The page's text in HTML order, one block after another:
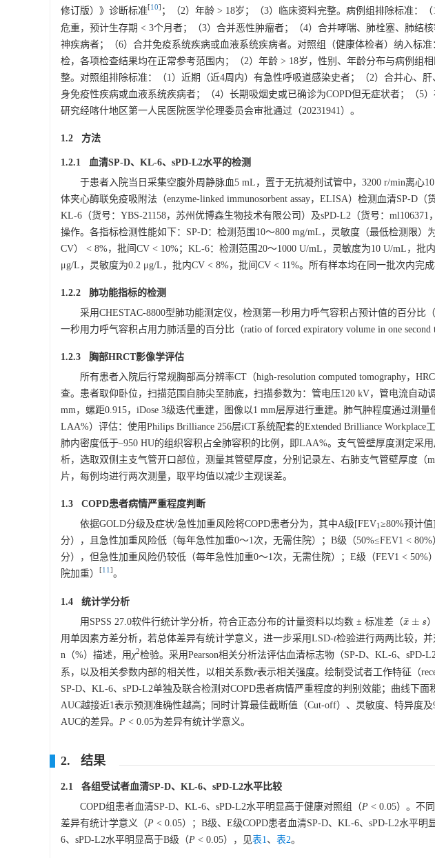
修订版）》诊断标准 10
；（2）年龄 > 18岁；（3）临床资料完整。病例组排除标准：
危重，预计生存期 < 3个月者；（3）合并恶性肿瘤者；（4）合并哮喘、肺栓塞、肺结
神疾病者；（6）合并免疫系统疾病或血液系统疾病者。对照组（健康体检者）纳入标
检，各项检查结果均在正常参考范围内；（2）年龄 > 18岁，性别、年龄分布与病例组
整。对照组排除标准：（1）近期（近4周内）有急性呼吸道感染史者；（2）合并心、
身免疫性疾病或血液系统疾病者；（4）长期吸烟史或已确诊为COPD但无症状者；（5
研究经喀什地区第一人民医院医学伦理委员会审批通过（20231941 ）。
1.2 方法
1.2.1 血清SP-D、KL-6、sPD-L2水平的检测
于患者入院当日采集空腹外周静脉血5 mL，置于无抗凝剂试管中， 3200 r/min离心
体夹心酶联免疫吸附法（enzyme-linked immunosorbent assay，ELISA）检测血清SP-D
KL-6（货号：YBS-21158，苏州优博森生物技术有限公司）及sPD-L2（货号：
操作。各指标检测性能如下：SP-D：检测范围10～800 mg/mL，灵敏度（最低检测限）
CV） < 8%，批间CV < 10%；KL-6：检测范围20～1000 U/mL，灵敏度为10 U/mL，批
μg/L，灵敏度为0.2 μg/L，批内CV < 8%，批间CV < 11%。所有样本均在同一批次内完
1.2.2 肺功能指标的检测
采用CHESTAC-8800型肺功能测定仪，检测第一秒用力呼气容积占预计值的百分比
一秒用力呼气容积占用力肺活量的百分比（ratio of forced expiratory volume in one
1.2.3 胸部HRCT影像学评估
所有患者入院后行常规胸部高分辨率CT（high-resolution computed tomography，
查。患者取仰卧位，扫描范围自肺尖至肺底，扫描参数为：管电压120 kV，管电流自动
mm，螺距0.915，iDose 3级迭代重建，图像以1 mm层厚进行重建。肺气肿程度通过测量
LAA%）评估：使用Philips Brilliance 256层iCT系统配套的Extended Brilliance
肺内密度低于–950 HU的组织容积占全肺容积的比例，即LAA%。支气管壁厚度测定采
析，选取双侧主支气管开口部位，测量其管壁厚度，分别记录左、右肺支气管壁厚度（
片，每例均进行两次测量，取平均值以减少主观误差。
1.3 COPD患者病情严重程度判断
依据GOLD分级及症状/急性加重风险将COPD患者分为，其中A级[FEV1≥80%预计
分），且急性加重风险低（每年急性加重0～1次，无需住院）；B级（50%≤FEV1 <
分），但急性加重风险仍较低（每年急性加重0～1次，无需住院）；E级（FEV1 <
院加重）
11 。
1.4 统计学分析
用SPSS 27.0软件行统计学分析，符合正态分布的计量资料以均数 ± 标准差（x
¯ ± s
x¯±s
用单因素方差分析，若总体差异有统计学意义，进一步采用LSD-t检验进行两两比较，
n（%）描述，用χ2检验。采用Pearson相关分析法评估血清标志物（SP-D、KL-6、
系，以及相关参数内部的相关性，以相关系数r表示相关强度。绘制受试者工作特征（
SP-D、KL-6、sPD-L2单独及联合检测对COPD患者病情严重程度的判别效能；曲线下面
AUC越接近1表示预测准确性越高；同时计算最佳截断值（Cut-off）、灵敏度、特异度及
AUC的差异。 P < 0.05为差异有统计学意义。
2. 结果
2.1 各组受试者血清SP-D、KL-6、sPD-L2水平比较
COPD组患者血清SP-D、KL-6、sPD-L2水平明显高于健康对照组（P < 0.05）。不
差异有统计学意义（P < 0.05）；B级、E级COPD患者血清SP-D、KL-6、sPD-L2水平明
6、sPD-L2水平明显高于B级（P < 0.05），见表1 、 表2。